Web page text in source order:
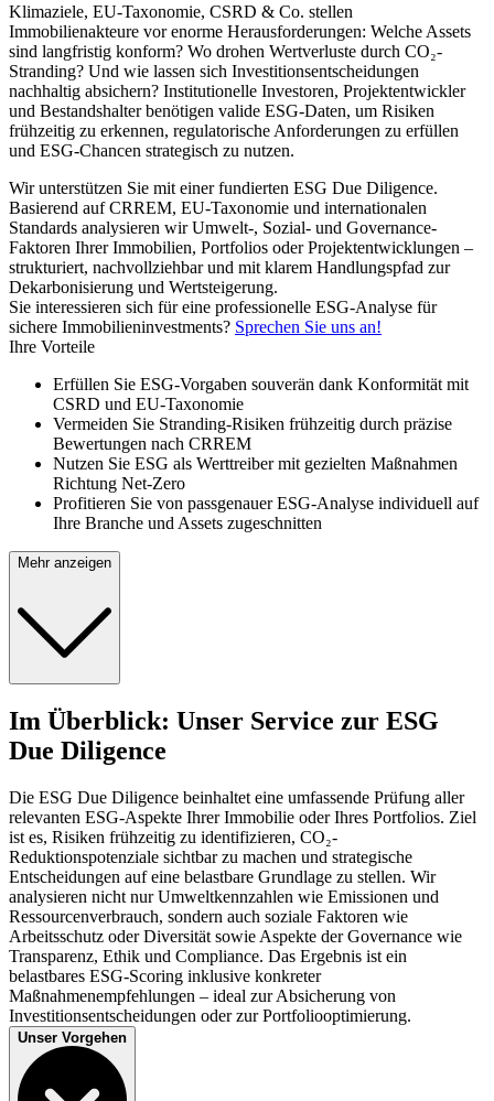
Klimaziele, EU-Taxonomie, CSRD & Co. stellen
Immobilienakteure vor enorme Herausforderungen: Welche Assets
sind langfristig konform? Wo drohen Wertverluste durch CO₂-
Stranding? Und wie lassen sich Investitionsentscheidungen
nachhaltig absichern? Institutionelle Investoren, Projektentwickler
und Bestandshalter benötigen valide ESG-Daten, um Risiken
frühzeitig zu erkennen, regulatorische Anforderungen zu erfüllen
und ESG-Chancen strategisch zu nutzen.
Wir unterstützen Sie mit einer fundierten ESG Due Diligence.
Basierend auf CRREM, EU-Taxonomie und internationalen
Standards analysieren wir Umwelt-, Sozial- und Governance-
Faktoren Ihrer Immobilien, Portfolios oder Projektentwicklungen –
strukturiert, nachvollziehbar und mit klarem Handlungspfad zur
Dekarbonisierung und Wertsteigerung.
Sie interessieren sich für eine professionelle ESG-Analyse für
sichere Immobilieninvestments? Sprechen Sie uns an!
Ihre Vorteile
Erfüllen Sie ESG-Vorgaben souverän dank Konformität mit
CSRD und EU-Taxonomie
Vermeiden Sie Stranding-Risiken frühzeitig durch präzise
Bewertungen nach CRREM
Nutzen Sie ESG als Werttreiber mit gezielten Maßnahmen
Richtung Net-Zero
Profitieren Sie von passgenauer ESG-Analyse individuell auf
Ihre Branche und Assets zugeschnitten
Mehr anzeigen
Im Überblick: Unser Service zur ESG
Due Diligence
Die ESG Due Diligence beinhaltet eine umfassende Prüfung aller
relevanten ESG-Aspekte Ihrer Immobilie oder Ihres Portfolios. Ziel
ist es, Risiken frühzeitig zu identifizieren, CO₂-
Reduktionspotenziale sichtbar zu machen und strategische
Entscheidungen auf eine belastbare Grundlage zu stellen. Wir
analysieren nicht nur Umweltkennzahlen wie Emissionen und
Ressourcenverbrauch, sondern auch soziale Faktoren wie
Arbeitsschutz oder Diversität sowie Aspekte der Governance wie
Transparenz, Ethik und Compliance. Das Ergebnis ist ein
belastbares ESG-Scoring inklusive konkreter
Maßnahmenempfehlungen – ideal zur Absicherung von
Investitionsentscheidungen oder zur Portfoliooptimierung.
Unser Vorgehen